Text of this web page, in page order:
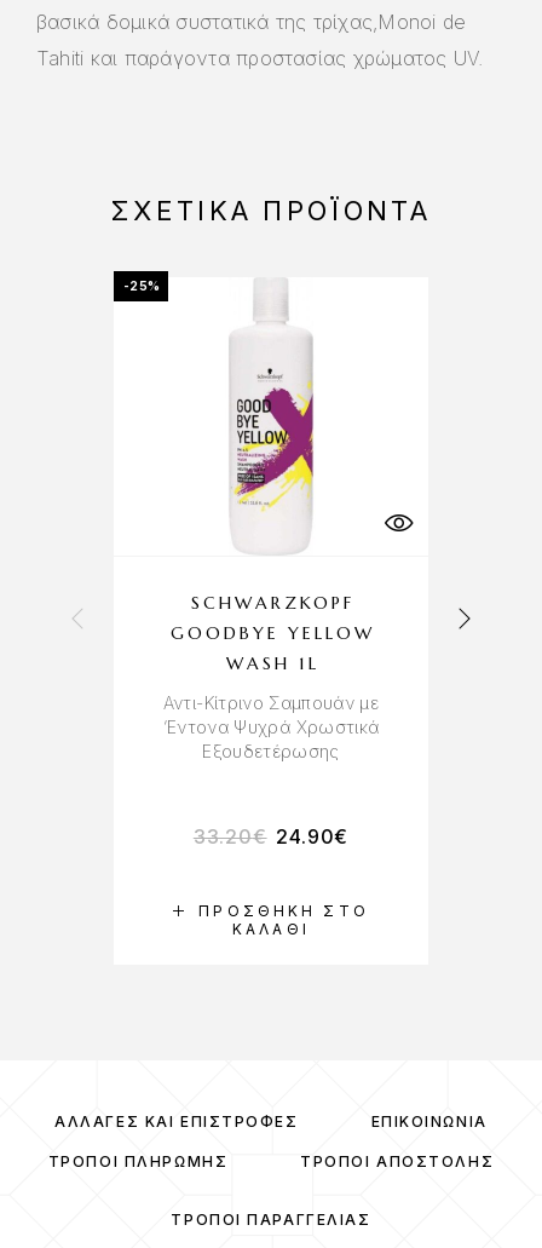
βασικά δομικά συστατικά της τρίχας,Monoi de
Tahiti και παράγοντα προστασίας χρώματος UV.
ΣΧΕΤΙΚΆ ΠΡΟΪΌΝΤΑ
-25%
ΠΡΟΣΘΉΚΗ ΣΤΟ
ΚΑΛΆΘΙ
SCHWARZKOPF
GOODBYE YELLOW
WASH 1L
Αντι-Κίτρινο Σαμπουάν με
‘Εντονα Ψυχρά Χρωστικά
Εξουδετέρωσης
33.20€ 24.90€
ΑΛΛΑΓΈΣ ΚΑΙ ΕΠΙΣΤΡΟΦΈΣ ΕΠΙΚΟΙΝΩΝΊΑ
ΤΡΌΠΟΙ ΠΛΗΡΩΜΉΣ ΤΡΌΠΟΙ ΑΠΟΣΤΟΛΉΣ
ΤΡΌΠΟΙ ΠΑΡΑΓΓΕΛΊΑΣ